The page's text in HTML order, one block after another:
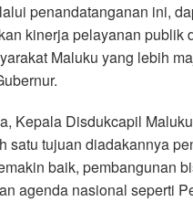
penandatanganan ini,
kinerja pelayanan publik
Maluku yang lebih
Kepala Disdukcapil
satu tujuan diadakannya
baik, pembangunan
agenda nasional seperti